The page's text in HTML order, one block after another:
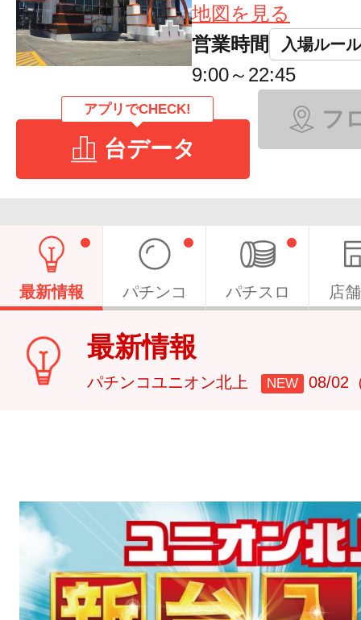
地図を見る
営業時間
入場ルール
9:00～22:45
アプリでCHECK!
台データ
フ
最新情報 パチンコ パチスロ 店
最新情報
パチンコユニオン北上 NEW 08/02